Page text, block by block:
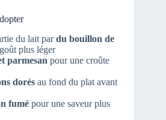
du lait pardu bouillon de
plus léger
parmesan pour une croûte
dorés au fond du plat avant
fumé pour une saveur plus